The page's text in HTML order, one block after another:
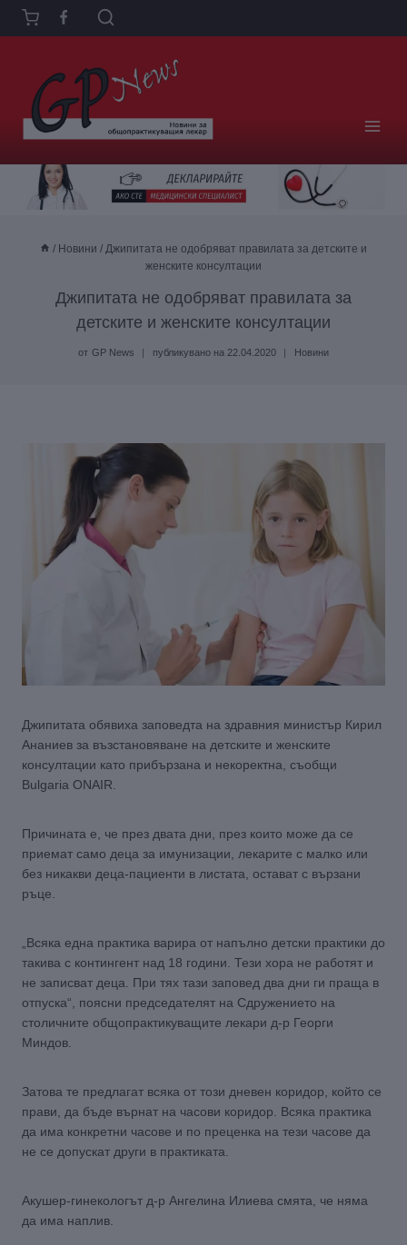
Към
съдържанието
/ Новини / Джипитата не одобряват правилата за детските и
женските консултации
Джипитата не одобряват правилата за
детските и женските консултации
от GP News публикувано на 22.04.2020 Новини
Джипитата обявиха заповедта на здравния министър Кирил
Ананиев за възстановяване на детските и женските
консултации като прибързана и некоректна, съобщи
Bulgaria ONAIR.
Причината е, че през двата дни, през които може да се
приемат само деца за имунизации, лекарите с малко или
без никакви деца-пациенти в листата, остават с вързани
ръце.
„Всяка една практика варира от напълно детски практики до
такива с контингент над 18 години. Тези хора не работят и
не записват деца. При тях тази заповед два дни ги праща в
отпуска“, поясни председателят на Сдружението на
столичните общопрактикуващите лекари д-р Георги
Миндов.
Затова те предлагат всяка от този дневен коридор, който се
прави, да бъде върнат на часови коридор. Всяка практика
да има конкретни часове и по преценка на тези часове да
не се допускат други в практиката.
Акушер-гинекологът д-р Ангелина Илиева смята, че няма
да има наплив.